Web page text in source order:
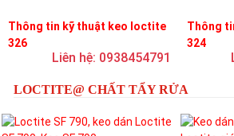
Thông tin kỹ thuật keo loctite
326
Liên hệ: 0938454791
Thông
324
LOCTITE@ CHẤT TẨY RỬA